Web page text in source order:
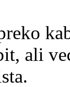
ali